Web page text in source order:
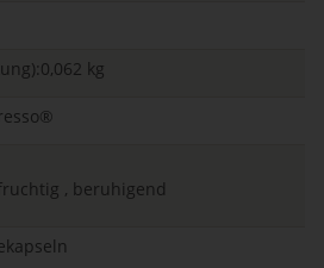
kg
, beruhigend